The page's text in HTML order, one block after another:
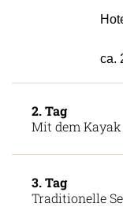
ca.
2. Tag
Mit dem
3. Tag
Traditionelle